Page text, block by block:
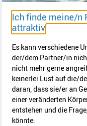
Ich finde meine/n
attraktivArtikel
Es kann verschiedene
der/dem Partner/in
nicht mehr gerne
keinerlei Lust auf die/
daran, dass sie/er an
einer veränderten
entstehen und die
könnte.